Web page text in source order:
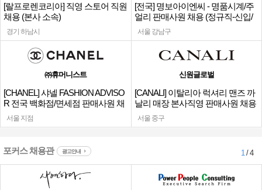
[랄프로렌코리아] 직영 스토어 직원
채용 (본사 소속)
경기 하남시
[전국] 명보아이엔씨 - 명품시계/주
얼리 판매사원 채용 (정규직-신입/
경력)
서울 강남구
㈜휴머니스트
[CHANEL] 샤넬 FASHION ADVISO
R 전국 백화점/면세점 판매사원 채
용
서울 지점
신원글로벌
[CANALI] 이탈리아 럭셔리 맨즈 까
날리 매장 본사직영 판매사원 채용
서울 중구
포커스 채용관 광고안내 1/ 4